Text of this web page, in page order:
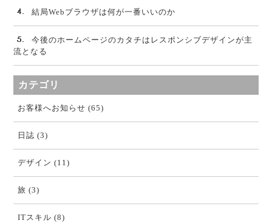
結局Webブラウザは何が一番いいのか
今後のホームページのカタチはレスポンシブデザインが主
流となる
カテゴリ
お客様へお知らせ (65)
日誌 (3)
デザイン (11)
旅 (3)
ITスキル (8)